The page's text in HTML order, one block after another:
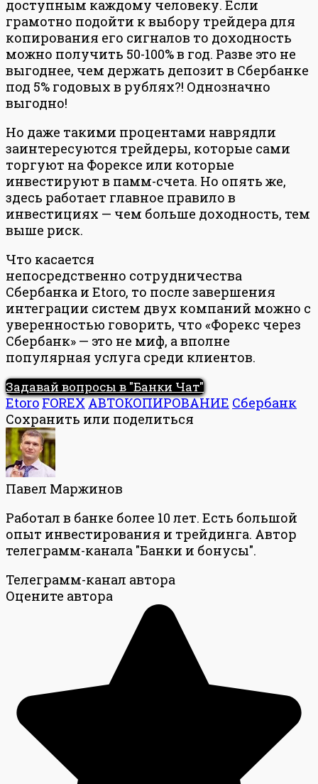
доступным каждому человеку. Если
грамотно подойти к выбору трейдера для
копирования его сигналов то доходность
можно получить 50-100% в год. Разве это не
выгоднее, чем держать депозит в Сбербанке
под 5% годовых в рублях?! Однозначно
выгодно!
Но даже такими процентами наврядли
заинтересуются трейдеры, которые сами
торгуют на Форексе или которые
инвестируют в памм-счета. Но опять же,
здесь работает главное правило в
инвестициях — чем больше доходность, тем
выше риск.
Что касается
непосредственно сотрудничества
Сбербанка и Etoro, то после завершения
интеграции систем двух компаний можно с
уверенностью говорить, что «Форекс через
Сбербанк» — это не миф, а вполне
популярная услуга среди клиентов.
Задавай вопросы в "Банки Чат"
EtoroFOREXАВТОКОПИРОВАНИЕ Сбербанк
Сохранить или поделиться
Павел Маржинов
Работал в банке более 10 лет. Есть большой
опыт инвестирования и трейдинга. Автор
телеграмм-канала "Банки и бонусы".
Телеграмм-канал автора
Оцените автора